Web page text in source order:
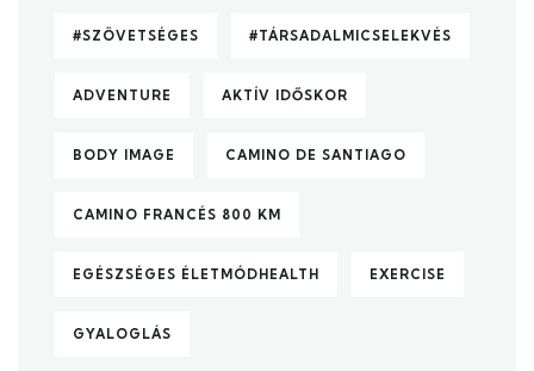
#SZÖVETSÉGES #TÁRSADALMICSELEKVÉS
ADVENTURE AKTÍV IDŐSKOR
BODY IMAGE CAMINO DE SANTIAGO
CAMINO FRANCÉS 800 KM
EGÉSZSÉGES ÉLETMÓDHEALTH EXERCISE
GYALOGLÁS